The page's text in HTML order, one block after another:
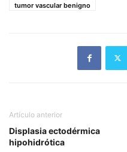
tumor vascular benigno
Artículo anterior
Displasia ectodérmica
hipohidrótica